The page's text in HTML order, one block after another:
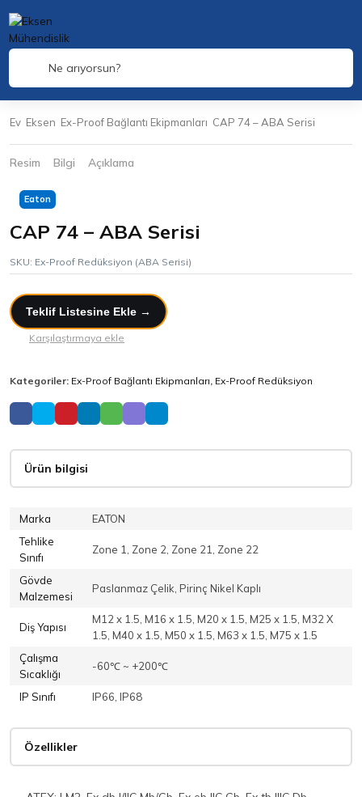
Ne arıyorsun?
Ev Eksen Ex-Proof Bağlantı Ekipmanları CAP 74 – ABA Serisi
Resim Bilgi Açıklama
Eaton
CAP 74 – ABA Serisi
SKU: Ex-Proof Redüksiyon (ABA Serisi)
Teklif Listesine Ekle →
Karşılaştırmaya ekle
Kategoriler: Ex-Proof Bağlantı Ekipmanları, Ex-Proof Redüksiyon
Ürün bilgisi
Marka
EATON
Tehlike
Sınıfı
Zone 1, Zone 2, Zone 21, Zone 22
Gövde
Malzemesi
Paslanmaz Çelik, Pirinç Nikel Kaplı
Diş Yapısı
M12 x 1.5, M16 x 1.5, M20 x 1.5, M25 x 1.5, M32 X
1.5, M40 x 1.5, M50 x 1.5, M63 x 1.5, M75 x 1.5
Çalışma
Sıcaklığı
-60℃ ~ +200℃
IP Sınıfı IP66, IP68
Özellikler